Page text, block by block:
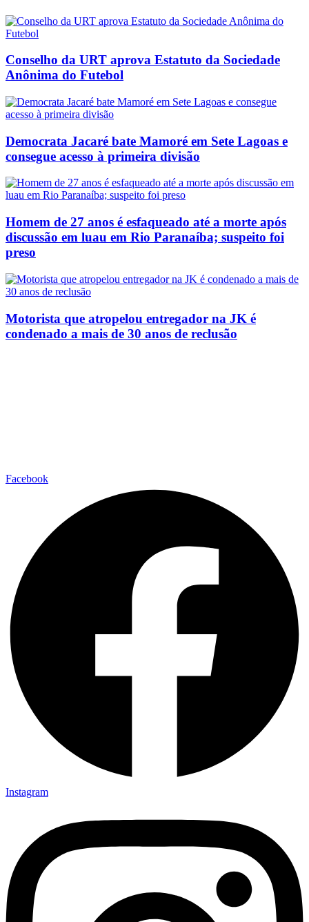
Conselho da URT aprova Estatuto da Sociedade
Anônima do Futebol
Democrata Jacaré bate Mamoré em Sete Lagoas e
consegue acesso à primeira divisão
Homem de 27 anos é esfaqueado até a morte após
discussão em luau em Rio Paranaíba; suspeito foi
preso
Motorista que atropelou entregador na JK é
condenado a mais de 30 anos de reclusão
Facebook
Instagram